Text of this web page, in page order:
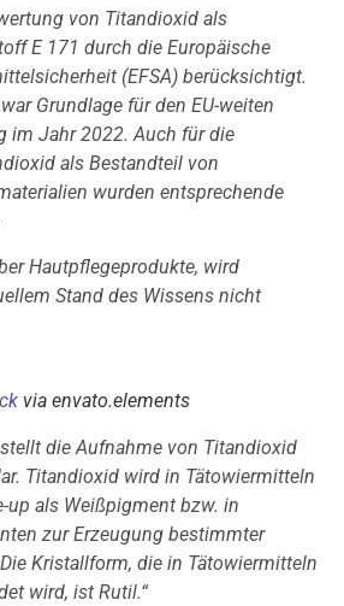
von Titandioxid als
E 171 durch die Europäische
(EFSA) berücksichtigt.
Grundlage für den EU-weiten
im Jahr 2022. Auch für die
als Bestandteil von
wurden entsprechende
Hautpflegeprodukte, wird
Stand des Wissens nicht
via envato.elements
die Aufnahme von Titandioxid
Titandioxid wird in Tätowiermitteln
up als Weißpigment bzw. in
zur Erzeugung bestimmter
Kristallform, die in Tätowiermitteln
wird, ist Rutil.“